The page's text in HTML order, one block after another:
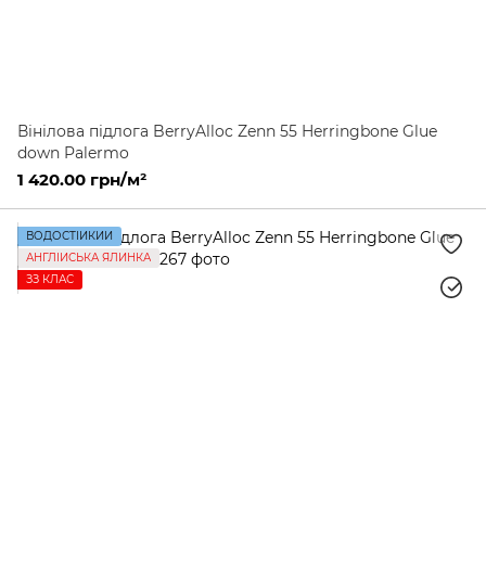
Вінілова підлога BerryAlloc Zenn 55 Herringbone Glue
down Palermo
1 420.00 грн/м²
ВОДОСТІЙКИЙ
АНГЛІЙСЬКА ЯЛИНКА
ЗЗ КЛАС